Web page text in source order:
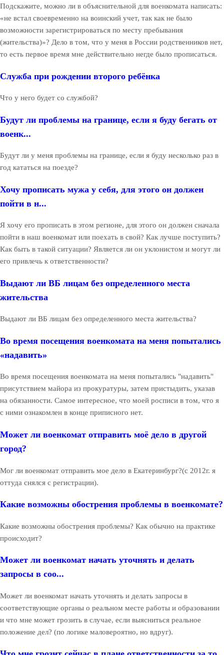
Подскажите, можно ли в объяснительной для военкомата написать:
«не встал своевременно на воинский учет, так как не было
возможности зарегистрироваться по месту пребывания
(жительства)»? Дело в том, что у меня в России родственников нет,
то есть первое время мне действительно негде было прописаться.
Служба при рождении второго ребёнка
Что у него будет со службой?
Будут ли проблемы на границе, если я буду бегать от
военк...
Будут ли у меня проблемы на границе, если я буду несколько раз в
год кататься на поезде?
Хочу прописать мужа у себя, для этого он должен
пойти в н...
Я хочу его прописать в этом регионе, для этого он должен сначала
пойти в наш военкомат или поехать в свой? Как лучше поступить?
Как быть в такой ситуации? Является ли он уклонистом и могут ли
его привлечь к ответственности?
Выдают ли ВБ лицам без определенного места
жительства
Выдают ли ВБ лицам без определенного места жительства?
Во время посещения военкомата на меня попытались
«надавить»
Во время посещения военкомата на меня попытались "надавить"
присутствием майора из прокуратуры, затем пристыдить, указав
на обязанности. Самое интересное, что моей росписи в том, что я
с ними ознакомлен в конце приписного нет.
Может ли военкомат отправить моё дело в другой
город?
Мог ли военкомат отправить мое дело в Екатеринбург?(с 2012г. я
оттуда снялся с регистрации).
Какие возможны обострения проблемы в военкомате?
Какие возможны обострения проблемы? Как обычно на практике
происходит?
Может ли военкомат начать уточнять и делать
запросы в соо...
Может ли военкомат начать уточнять и делать запросы в
соответствующие органы о реальном месте работы и образовании
и что мне может грозить в случае, если выясниться реальное
положение дел? (по логике маловероятно, но вдруг).